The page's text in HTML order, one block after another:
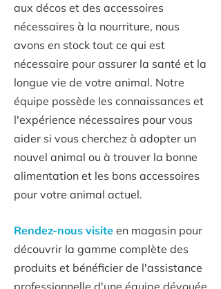
aux décos et des accessoires
nécessaires à la nourriture, nous
avons en stock tout ce qui est
nécessaire pour assurer la santé et la
longue vie de votre animal. Notre
équipe possède les connaissances et
l'expérience nécessaires pour vous
aider si vous cherchez à adopter un
nouvel animal ou à trouver la bonne
alimentation et les bons accessoires
pour votre animal actuel.
Rendez-nous visite en magasin pour
découvrir la gamme complète des
produits et bénéficier de l'assistance
professionnelle d'une équipe dévouée